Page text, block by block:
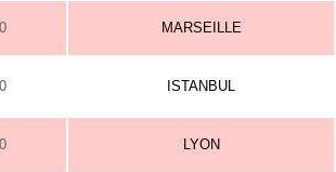
MARSEILLE
ISTANBUL
LYON